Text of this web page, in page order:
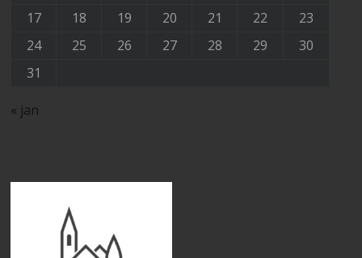
17
18 19 20 21 22
23
24
25 26 27 28 29
30
31
« jan